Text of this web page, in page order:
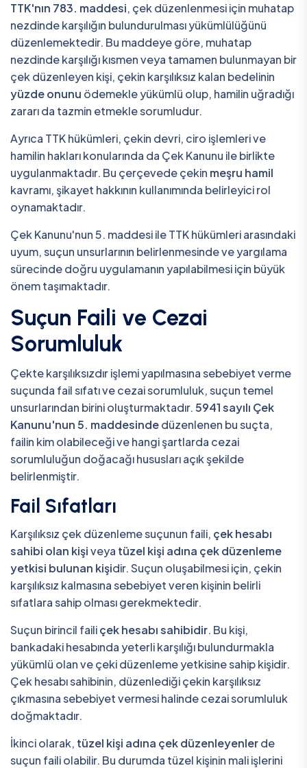
TTK'nın 783. maddesi, çek düzenlenmesi için muhatap
nezdinde karşılığın bulundurulması yükümlülüğünü
düzenlemektedir. Bu maddeye göre, muhatap
nezdinde karşılığı kısmen veya tamamen bulunmayan bir
çek düzenleyen kişi, çekin karşılıksız kalan bedelinin
yüzde onunu ödemekle yükümlü olup, hamilin uğradığı
zararı da tazmin etmekle sorumludur.
Ayrıca TTK hükümleri, çekin devri, ciro işlemleri ve
hamilin hakları konularında da Çek Kanunu ile birlikte
uygulanmaktadır. Bu çerçevede çekin meşru hamil
kavramı, şikayet hakkının kullanımında belirleyici rol
oynamaktadır.
Çek Kanunu'nun 5. maddesi ile TTK hükümleri arasındaki
uyum, suçun unsurlarının belirlenmesinde ve yargılama
sürecinde doğru uygulamanın yapılabilmesi için büyük
önem taşımaktadır.
Suçun Faili ve Cezai
Sorumluluk
Çekte karşılıksızdır işlemi yapılmasına sebebiyet verme
suçunda fail sıfatı ve cezai sorumluluk, suçun temel
unsurlarından birini oluşturmaktadır.5941 sayılı Çek
Kanunu'nun 5. maddesindedüzenlenen bu suçta,
failin kim olabileceği ve hangi şartlarda cezai
sorumluluğun doğacağı hususları açık şekilde
belirlenmiştir.
Fail Sıfatları
Karşılıksız çek düzenleme suçunun faili, çek hesabı
sahibi olan kişiveya tüzel kişi adına çek düzenleme
yetkisi bulunan kişidir. Suçun oluşabilmesi için, çekin
karşılıksız kalmasına sebebiyet veren kişinin belirli
sıfatlara sahip olması gerekmektedir.
Suçun birincil failiçek hesabı sahibidir. Bu kişi,
bankadaki hesabında yeterli karşılığı bulundurmakla
yükümlü olan ve çeki düzenleme yetkisine sahip kişidir.
Çek hesabı sahibinin, düzenlediği çekin karşılıksız
çıkmasına sebebiyet vermesi halinde cezai sorumluluk
doğmaktadır.
İkinci olarak, tüzel kişi adına çek düzenleyenlerde
suçun faili olabilir. Bu durumda tüzel kişinin mali işlerini